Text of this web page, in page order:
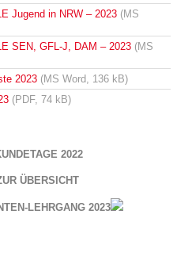
Jugend in NRW – 2023 (MS
SEN, GFL-J, DAM – 2023 (MS
2023 (MS Word, 136 kB)
(PDF, 74 kB)
2022
ÜBERSICHT
LEHRGANG 2023